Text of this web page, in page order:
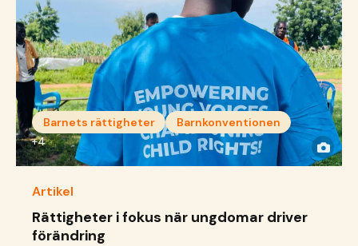
Barnets rättigheter
Barnkonventionen
+4
Artikel
Rättigheter i fokus när ungdomar driver
förändring